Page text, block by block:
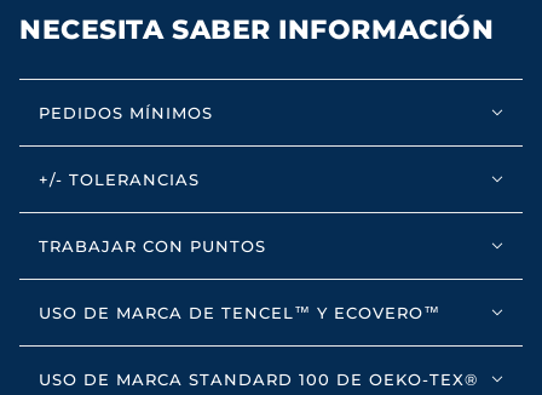
NECESITA SABER INFORMACIÓN
PEDIDOS MÍNIMOS
+/- TOLERANCIAS
TRABAJAR CON PUNTOS
USO DE MARCA DE TENCEL™ Y ECOVERO™
USO DE MARCA STANDARD 100 DE OEKO-TEX®